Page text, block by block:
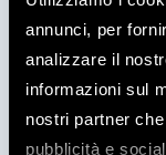
annunci, per
analizzare il
informazioni sul
nostri partner
pubblicità e
4BOX
Om een